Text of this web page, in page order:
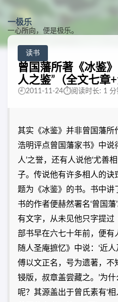
一极乐
一心所向，便是极乐。
读书
曾国藩所著《冰鉴
人之鉴”（全文七章+
🕘2011-11-24⏱️阅读时长: 1 分
其实《冰鉴》并非曾国藩所
浩明评点曾国藩家书》中说
人’之誉，还有人说他‘尤善
子。传说他有许多相人的诀
题为《冰鉴》的书。书中讲
书的作者便赫然署名‘曾国
有文字，从未见他只字提过
部书早在六七十年前，便有
随人圣庵摭忆》中说：‘近
傅以文正名，号为遗著，不
锓版，叔章盖尝藏之。’为
呢？其源盖出于曾氏素有‘